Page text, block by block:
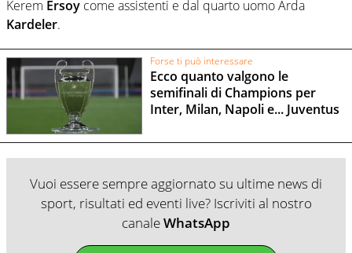
Kerem Ersoy come assistenti e dal quarto uomo Arda
Kardeler.
Forse ti può interessare
Ecco quanto valgono le
semifinali di Champions per
Inter, Milan, Napoli e... Juventus
Vuoi essere sempre aggiornato su ultime news di
sport, risultati ed eventi live? Iscriviti al nostro
canaleWhatsApp